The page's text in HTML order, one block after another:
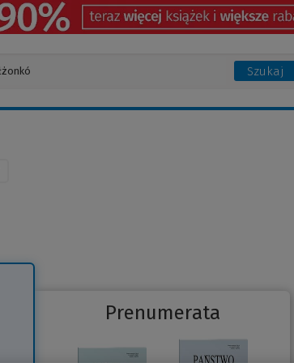
Szukaj
Prenumerata